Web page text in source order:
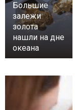
Большие
залежи
золота
нашли на дне
океана